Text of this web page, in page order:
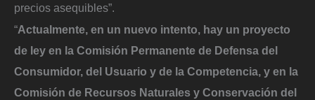
precios asequibles”.
“Actualmente, en un nuevo intento, hay un proyecto
de ley en la Comisión Permanente de Defensa del
Consumidor, del Usuario y de la Competencia, y en la
Comisión de Recursos Naturales y Conservación del